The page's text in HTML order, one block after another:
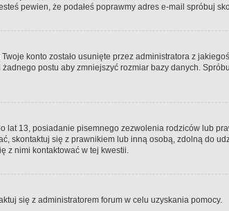
pewien, że podałeś poprawmy adres e-mail spróbuj
konto zostało usunięte przez administratora z
postu aby zmniejszyć rozmiar bazy danych.
13, posiadanie pisemnego zezwolenia rodziców lub
skontaktuj się z prawnikiem lub inną osobą, zdolną do
z nimi kontaktować w tej kwestii.
się z administratorem forum w celu uzyskania pomocy.